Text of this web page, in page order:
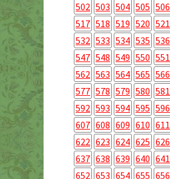
502 503 504 505 506
517 518 519 520 521
532 533 534 535 536
547 548 549 550 551
562 563 564 565 566
577 578 579 580 581
592 593 594 595 596
607 608 609 610 611
622 623 624 625 626
637 638 639 640 641
652 653 654 655 656